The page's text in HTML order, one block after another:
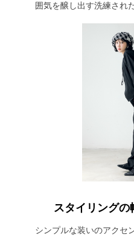
囲気を醸し出す洗練され
スタイリングの
シンプルな装いのアクセ